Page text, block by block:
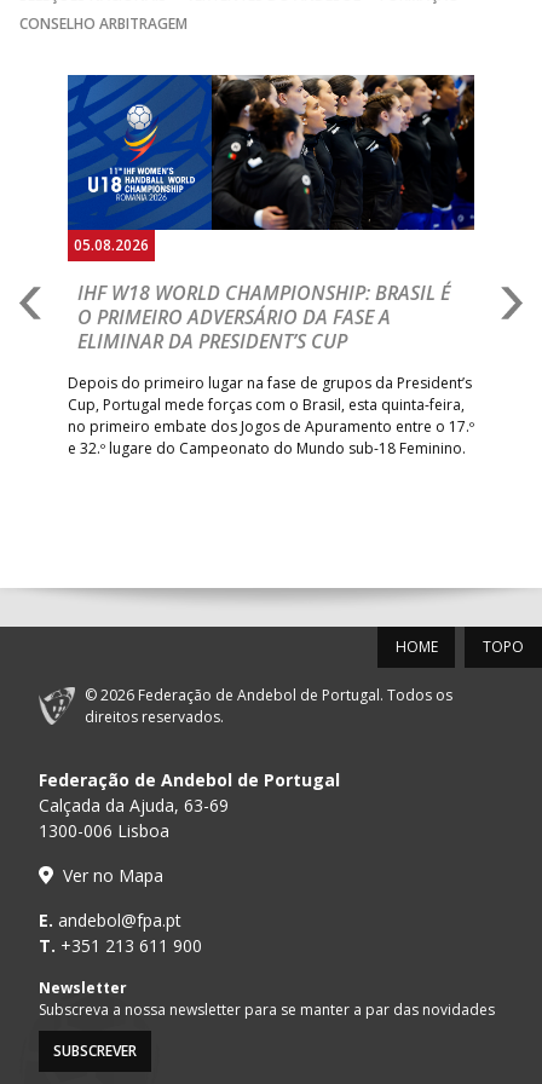
13 VITÓRIA SC _ - _ AD CARVALHOS
142 CALE _ - _
ABC DE BRAGA /
Bettermann
143
AD ACADEMIA
ANDEBOL SPS
_ - _ CDE GIL EANES
18:30 12
MILANEZA
_ - _ CF OS
14
PÓVOA AC /
140 CD FEIRENSE /Movit _ - _
CJ A. GARRETT
/Pristivus
15:00 147 MADEIRA SAD
15:00 20 CF OS BELENENSES
16:00
17:00 16
ANDEBOL SAD
17:15 145 JUVE LIS _ - _ CD FEIRENSE /
18:00 15
CONSELHO ARBITRAGEM
05.08.2026
IHF W18 WORLD CHAMPIONSHIP: BRASIL É
O PRIMEIRO ADVERSÁRIO DA FASE A
ELIMINAR DA PRESIDENT’S CUP
Depois do primeiro lugar na fase de grupos da President’s
Cup, Portugal mede forças com o Brasil, esta quinta-feira,
no primeiro embate dos Jogos de Apuramento entre o 17.º
e 32.º lugare do Campeonato do Mundo sub-18 Feminino.
Anterior
TOPO
HOME
© 2026 Federação de Andebol de Portugal. Todos os
direitos reservados.
Federação de Andebol de Portugal
Calçada da Ajuda, 63-69
1300-006 Lisboa
Ver no Mapa
E. andebol@fpa.pt
T. +351 213 611 900
Newsletter
Subscreva a nossa newsletter para se manter a par das novidades
SUBSCREVER